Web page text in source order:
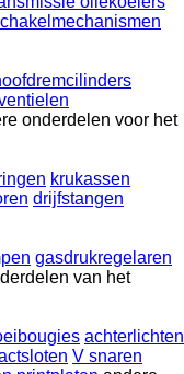
onderdelen voor het
krukassen
drijfstangen
gasdrukregelaren
van het
achterlichten
V snaren